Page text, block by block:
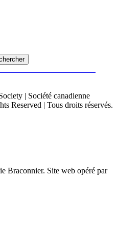
| Société canadienne
Reserved | Tous droits réservés.
Braconnier. Site web opéré par